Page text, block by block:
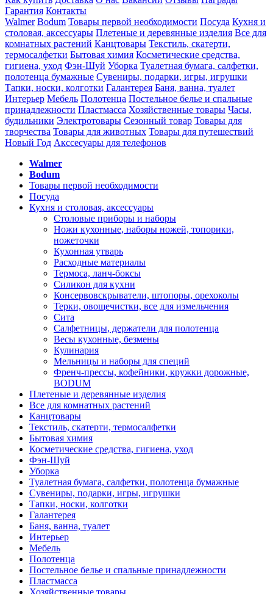
Гарантия Контакты
Walmer Bodum Товары первой необходимости Посуда Кухня и
столовая, аксессуары Плетеные и деревянные изделия Все для
комнатных растений Канцтовары Текстиль, скатерти,
термосалфетки Бытовая химия Косметические средства,
гигиена, уход Фэн-Шуй Уборка Туалетная бумага, салфетки,
полотенца бумажные Сувениры, подарки, игры, игрушки
Тапки, носки, колготки Галантерея Баня, ванна, туалет
Интерьер Мебель Полотенца Постельное белье и спальные
принадлежности Пластмасса Хозяйственные товары Часы,
будильники Электротовары Сезонный товар Товары для
творчества Товары для животных Товары для путешествий
Новый Год Акссесуары для телефонов
Walmer
Bodum
Товары первой необходимости
Посуда
Кухня и столовая, аксессуары
Столовые приборы и наборы
Ножи кухонные, наборы ножей, топорики,
ножеточки
Кухонная утварь
Расходные материалы
Термоса, ланч-боксы
Силикон для кухни
Консервовскрыватели, штопоры, орехоколы
Терки, овощечистки, все для измельчения
Сита
Салфетницы, держатели для полотенца
Весы кухонные, безмены
Кулинария
Мельницы и наборы для специй
Френч-прессы, кофейники, кружки дорожные,
BODUM
Плетеные и деревянные изделия
Все для комнатных растений
Канцтовары
Текстиль, скатерти, термосалфетки
Бытовая химия
Косметические средства, гигиена, уход
Фэн-Шуй
Уборка
Туалетная бумага, салфетки, полотенца бумажные
Сувениры, подарки, игры, игрушки
Тапки, носки, колготки
Галантерея
Баня, ванна, туалет
Интерьер
Мебель
Полотенца
Постельное белье и спальные принадлежности
Пластмасса
Хозяйственные товары